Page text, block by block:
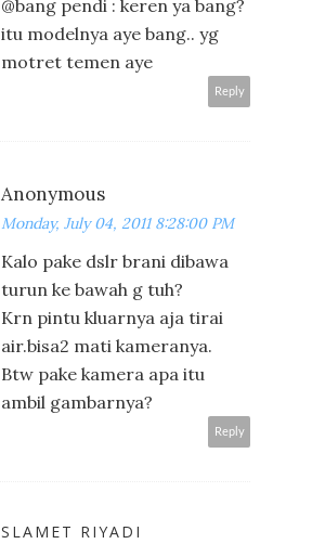
@bang pendi : keren ya bang?
itu modelnya aye bang.. yg
motret temen aye
Reply
Anonymous
Monday, July 04, 2011 8:28:00 PM
Kalo pake dslr brani dibawa
turun ke bawah g tuh?
Krn pintu kluarnya aja tirai
air.bisa2 mati kameranya.
Btw pake kamera apa itu
ambil gambarnya?
Reply
SLAMET RIYADI